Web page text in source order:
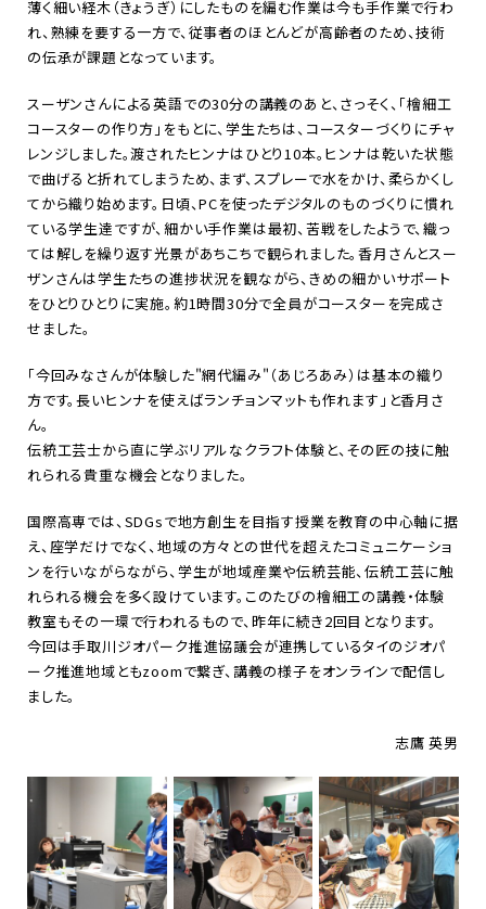
薄く細い経木（きょうぎ）にしたものを編む作業は今も手作業で行わ
れ、熟練を要する一方で、従事者のほとんどが高齢者のため、技術
の伝承が課題となっています。
スーザンさんによる英語での30分の講義のあと、さっそく、「檜細工
コースターの作り方」をもとに、学生たちは、コースターづくりにチャ
レンジしました。渡されたヒンナはひとり10本。ヒンナは乾いた状態
で曲げると折れてしまうため、まず、スプレーで水をかけ、柔らかくし
てから織り始めます。日頃、PCを使ったデジタルのものづくりに慣れ
ている学生達ですが、細かい手作業は最初、苦戦をしたようで、織っ
ては解しを繰り返す光景があちこちで観られました。香月さんとスー
ザンさんは学生たちの進捗状況を観ながら、きめの細かいサポート
をひとりひとりに実施。約1時間30分で全員がコースターを完成さ
せました。
「今回みなさんが体験した"網代編み"（あじろあみ）は基本の織り
方です。長いヒンナを使えばランチョンマットも作れます」と香月さ
ん。
伝統工芸士から直に学ぶリアルなクラフト体験と、その匠の技に触
れられる貴重な機会となりました。
国際高専では、SDGsで地方創生を目指す授業を教育の中心軸に据
え、座学だけでなく、地域の方々との世代を超えたコミュニケーショ
ンを行いながらながら、学生が地域産業や伝統芸能、伝統工芸に触
れられる機会を多く設けています。このたびの檜細工の講義・体験
教室もその一環で行われるもので、昨年に続き2回目となります。
今回は手取川ジオパーク推進協議会が連携しているタイのジオパ
ーク推進地域ともzoomで繋ぎ、講義の様子をオンラインで配信し
ました。
志鷹 英男